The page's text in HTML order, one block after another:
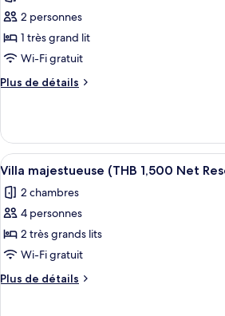
Net
Resort
credit
per
Night)
Resort
credit
per
Night)
photos
pour
ce
type
de
piscine
privée,
vue
sur
la
mer
(THB
1,500
Net
2 personnes
1 très grand lit
Wi-Fi gratuit
Plus de détails
Plus
Villa,
piscine
privée,
sur
la
(THB
1,500
Resort
Afficher
toutes
les
photos
pour
ce
type
de
7
Villa majestueuse (THB 1,500 Net
2 chambres
4 personnes
2 très grands lits
Wi-Fi gratuit
Plus de détails
Plus